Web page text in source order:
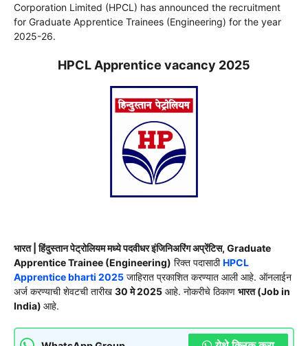
Corporation Limited (HPCL) has announced the recruitment
for Graduate Apprentice Trainees (Engineering) for the year
2025-26.
HPCL Apprentice vacancy 2025
भारत | हिंदुस्तान पेट्रोलियम मध्ये पदवीधर इंजिनिअरिंग अप्रेंटिस, Graduate
Apprentice Trainee (Engineering) रिक्त पदासाठीHPCL
Apprentice bharti 2025 जाहिरात प्रकाशित करण्यात आली आहे. ऑनलाईन
अर्ज करण्याची शेवटची तारीख 30 मे 2025 आहे. नोकरीचे ठिकाण भारत (Job in
India) आहे.